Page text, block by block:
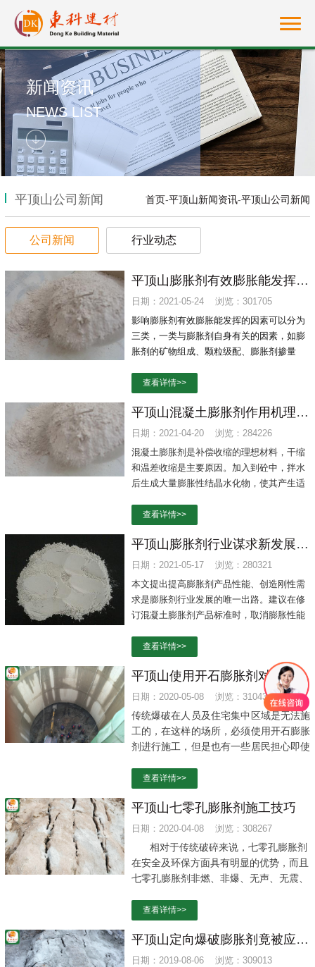
新闻资讯
NEWS LIST
平顶山公司新闻 首页-平顶山新闻资讯-平顶山公司新闻
公司新闻 行业动态
平顶山膨胀剂有效膨胀能发挥受哪些因素影响？
日期：2021-05-24 浏览：301705
影响膨胀剂有效膨胀能发挥的因素可以分为
三类，一类与膨胀剂自身有关的因素，如膨
胀剂的矿物组成、颗粒级配、膨胀剂掺量
品种、掺合料、水泥用量、水胶比、外加
关的因素，如混凝土的养护条件、约束程度
等。
查看详情>>
平顶山混凝土膨胀剂作用机理和主要用途
日期：2021-04-20 浏览：284226
混凝土膨胀剂是补偿收缩的理想材料，干缩
和温差收缩是主要原因。加入到砼中，拌水
后生成大量膨胀性结晶水化物，使其产生适
膨胀能转为压应力，这一应力可抵消砼在硬
查看详情>>
平顶山膨胀剂行业谋求新发展？创新是出路
日期：2021-05-17 浏览：280321
本文提出提高膨胀剂产品性能、创造刚性需
求是膨胀剂行业发展的唯一出路。建议在修
订混凝土膨胀剂产品标准时，取消膨胀性能
膨胀性能。积极创造刚性需求，例如发展化
学预应力混凝土，开辟混凝土膨胀剂应用新
领域。
查看详情>>
平顶山使用开石膨胀剂对周边环境影响
日期：2020-05-08 浏览：310439
传统爆破在人员及住宅集中区域是无法施
工的，在这样的场所，必须使用开石膨胀
剂进行施工，但是也有一些居民担心即使
尤其是住宅有所影响。其实这种担心真的
查看详情>>
平顶山七零孔膨胀剂施工技巧
日期：2020-04-08 浏览：308267
相对于传统破碎来说， 七零孔膨胀剂
在安全及环保方面具有明显的优势，而且
七零孔膨胀剂非燃、非爆、无声、无震、
在绝大部分地区都是使用七零孔膨胀剂进
查看详情>>
平顶山定向爆破膨胀剂竟被应用于地跌施工
日期：2019-08-06 浏览：309013